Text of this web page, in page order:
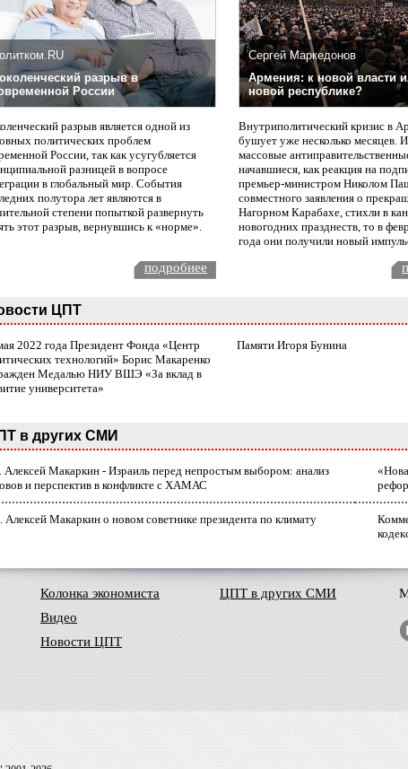
разрыв в
России
разрыв является одной из
политических проблем
России, так как усугубляется
разницей в вопросе
в глобальный мир. События
полутора лет являются в
степени попыткой развернуть
этот разрыв, вернувшись к «норме».
Сергей Маркедонов
Армения: к новой власти
новой республике?
Внутриполитический кризис в
бушует уже несколько месяцев.
массовые
начавшиеся, как реакция на
премьер-министром Николом
совместного заявления о
Нагорном Карабахе, стихли в
новогодних празднеств, то в
года они получили новый
подробнее
ЦПТ
2022 года Президент Фонда «Центр
технологий» Борис Макаренко
Медалью НИУ ВШЭ «За вклад в
университета»
Памяти Игоря Бунина
в других СМИ
Алексей Макаркин - Израиль перед непростым выбором: анализ
и перспектив в конфликте с ХАМАС
Макаркин о новом советнике президента по климату
Колонка экономиста
Видео
Новости ЦПТ
ЦПТ в других СМИ